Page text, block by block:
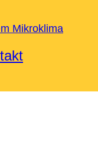
Mikroklima